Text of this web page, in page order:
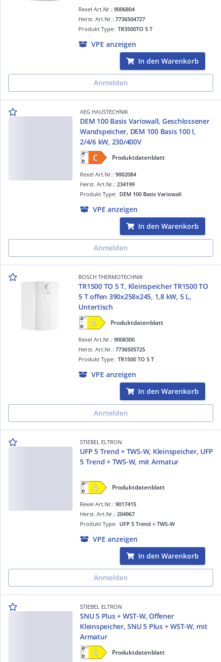
Rexel Art.Nr.:9006804
Produkt Type:TR3500TO 5 T
Herst. Art.Nr.:7736504727
VPE anzeigen
In den Warenkorb
Anmelden
AEG HAUSTECHNIK
DEM 100 Basis Variowall, Geschlossener
Wandspeicher, DEM 100 Basis 100 l,
2/4/6 kW, 230/400V
Produktdatenblatt
Rexel Art.Nr.: 9002084
Produkt Type: DEM 100 Basis Variowall
Herst. Art.Nr.: 234199
VPE anzeigen
In den Warenkorb
Anmelden
BOSCH THERMOTECHNIK
TR1500 TO 5 T, Kleinspeicher TR1500 TO
5 T offen 390x258x245, 1,8 kW, 5 L,
Untertisch
Produktdatenblatt
Rexel Art.Nr.:9008300
Produkt Type:TR1500 TO 5 T
Herst. Art.Nr.:7736505725
VPE anzeigen
In den Warenkorb
Anmelden
STIEBEL ELTRON
UFP 5 Trend + TWS-W, Kleinspeicher, UFP
5 Trend + TWS-W, mit Armatur
Produktdatenblatt
Rexel Art.Nr.: 9017415
Produkt Type: UFP 5 Trend + TWS-W
Herst. Art.Nr.: 204967
VPE anzeigen
In den Warenkorb
Anmelden
STIEBEL ELTRON
SNU 5 Plus + WST-W, Offener
Kleinspeicher, SNU 5 Plus + WST-W, mit
Armatur
Produktdatenblatt